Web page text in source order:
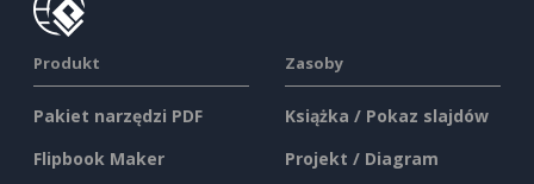
Produkt
Pakiet narzędzi PDF
Flipbook Maker
Zasoby
Książka / Pokaz slajdów
Projekt / Diagram